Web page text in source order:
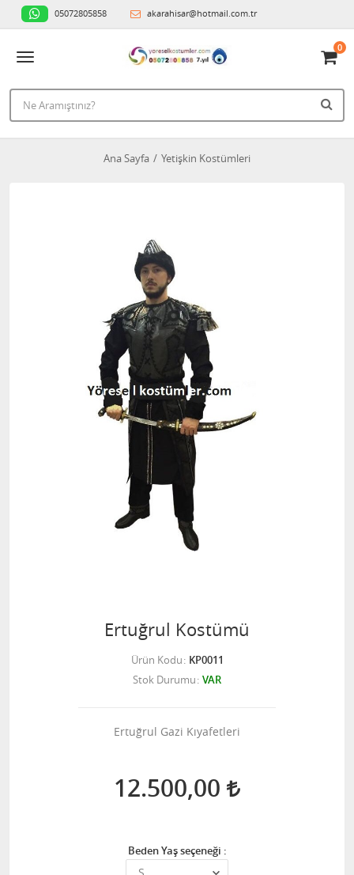
05072805858 akarahisar@hotmail.com.tr
0
Ana Sayfa Yetişkin Kostümleri
Ertuğrul Kostümü
Ürün Kodu KP0011
Stok Durumu VAR
Ertuğrul Gazi Kıyafetleri
12.500,00
Beden Yaş seçeneği :